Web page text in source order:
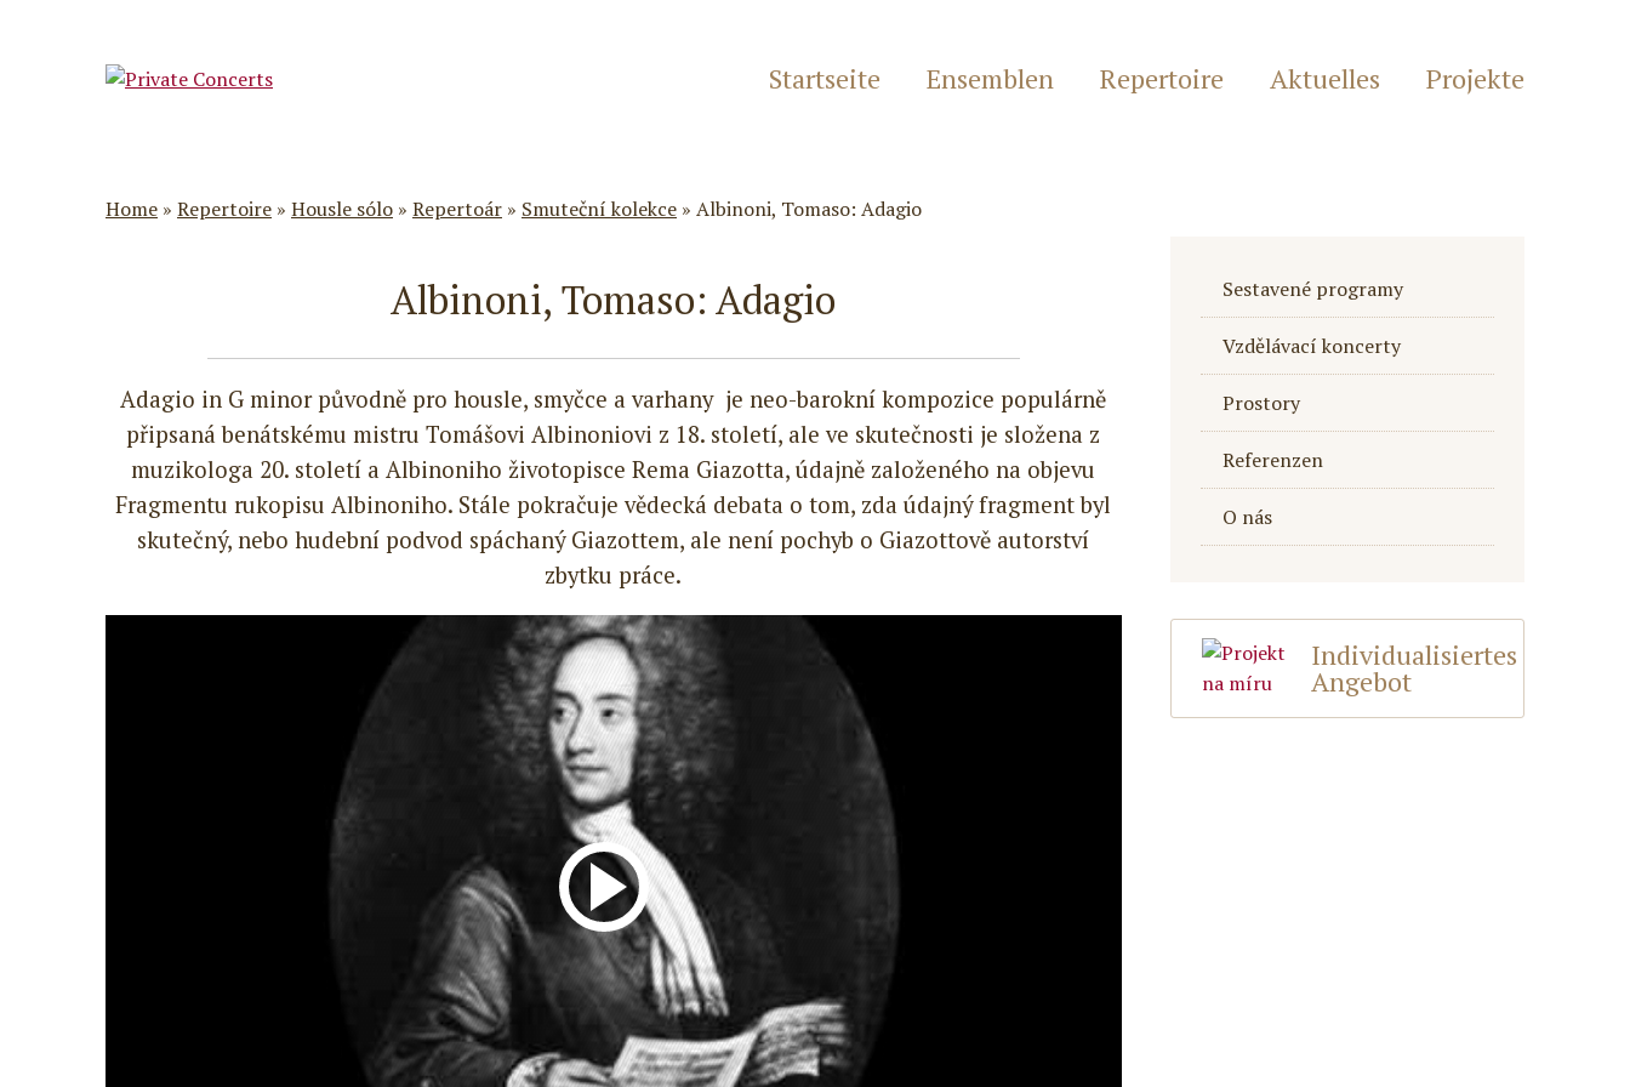
Startseite Ensemblen Repertoire Aktuelles Projekte
Home » Repertoire » Housle sólo » Repertoár » Smuteční kolekce » Albinoni, Tomaso: Adagio
Albinoni, Tomaso: Adagio
Adagio in G minor původně pro housle, smyčce a varhany je neo-barokní kompozice populárně
připsaná benátskému mistru Tomášovi Albinoniovi z 18. století, ale ve skutečnosti je složena z
muzikologa 20. století a Albinoniho životopisce Rema Giazotta, údajně založeného na objevu
Fragmentu rukopisu Albinoniho. Stále pokračuje vědecká debata o tom, zda údajný fragment byl
skutečný, nebo hudební podvod spáchaný Giazottem, ale není pochyb o Giazottově autorství
zbytku práce.
Sestavené programy
Vzdělávací koncerty
Prostory
Referenzen
O nás
Individualisiertes
Angebot